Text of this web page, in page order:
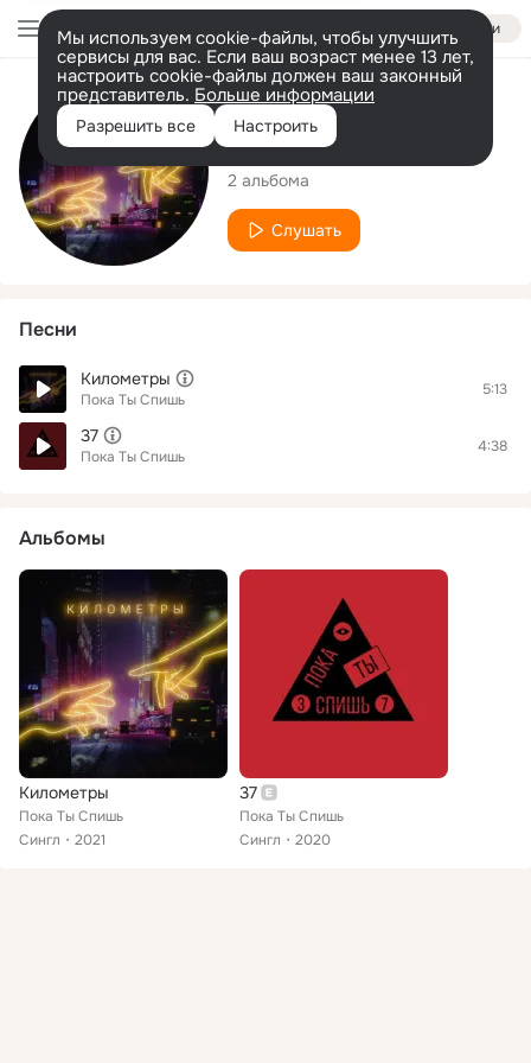
Войти
Мы используем cookie-файлы, чтобы улучшить
сервисы для вас. Если ваш возраст менее 13 лет,
настроить cookie-файлы должен ваш законный
представитель. Больше информации
Разрешить все Настроить
Исполнитель
Пока Ты Спишь
2 альбома
Слушать
Песни
Километры
Пока Ты Спишь
5:13
37
Пока Ты Спишь
4:38
Альбомы
Километры
Пока Ты Спишь
Сингл
2021
37
Пока Ты Спишь
Сингл
2020